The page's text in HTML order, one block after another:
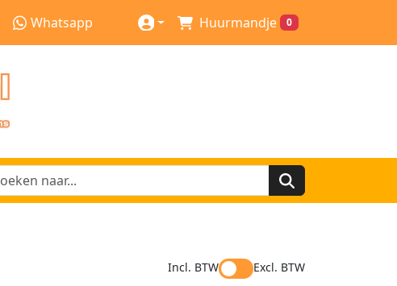
Whatsapp Huurmandje 0
Incl. BTW
Excl. BTW